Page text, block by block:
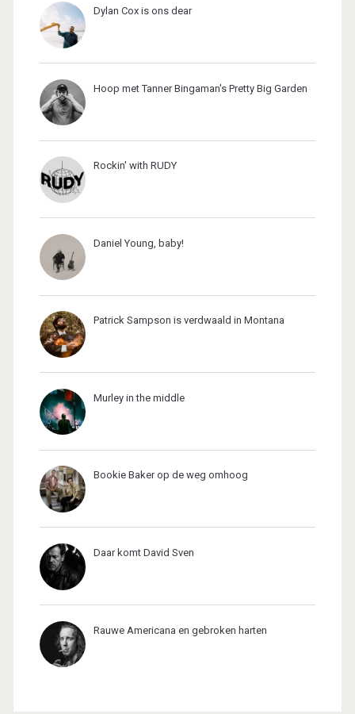
Dylan Cox is ons dear
Hoop met Tanner Bingaman's Pretty Big Garden
Rockin' with RUDY
Daniel Young, baby!
Patrick Sampson is verdwaald in Montana
Murley in the middle
Bookie Baker op de weg omhoog
Daar komt David Sven
Rauwe Americana en gebroken harten